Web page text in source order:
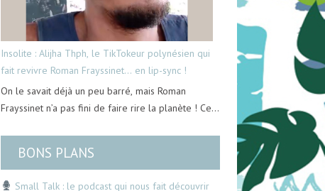
Insolite : Alijha Thph, le TikTokeur polynésien qui
fait revivre Roman Frayssinet… en lip-sync !
On le savait déjà un peu barré, mais Roman
Frayssinet n’a pas fini de faire rire la planète ! Ce…
BONS PLANS
Small Talk : le podcast qui nous fait découvrir